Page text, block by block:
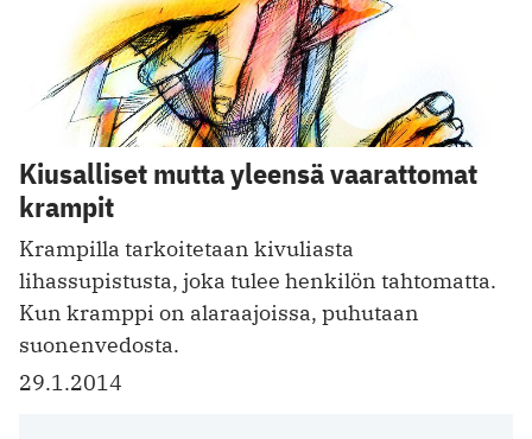
Kiusalliset mutta yleensä vaarattomat
krampit
Krampilla tarkoitetaan kivuliasta
lihassupistusta, joka tulee henkilön tahtomatta.
Kun kramppi on alaraajoissa, puhutaan
suonenvedosta.
29.1.2014